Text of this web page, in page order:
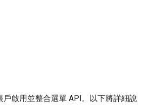
戶啟用並整合選單 API。以下將詳細說